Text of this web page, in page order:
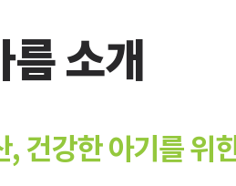
소개
건강한 아기를 위